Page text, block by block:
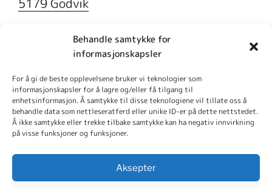
Behandle samtykke for
informasjonskapsler
For å gi de beste opplevelsene bruker vi teknologier som
informasjonskapsler for å lagre og/eller få tilgang til
enhetsinformasjon. Å samtykke til disse teknologiene vil tillate oss å
behandle data som nettleseratferd eller unike ID-er på dette nettstedet.
Å ikke samtykke eller trekke tilbake samtykke kan ha negativ innvirkning
på visse funksjoner og funksjoner.
Aksepter
RideskoleKontakt Snarveier